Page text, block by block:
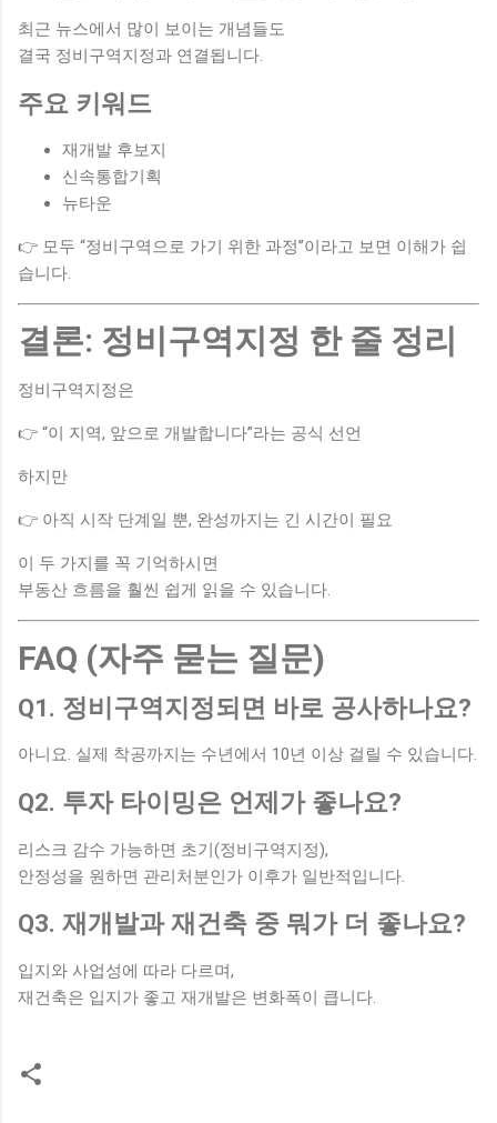
최근 뉴스에서 많이 보이는 개념들도
결국 정비구역지정과 연결됩니다.
주요 키워드
재개발 후보지
신속통합기획
뉴타운
👉 모두 “정비구역으로 가기 위한 과정”이라고 보면 이해가 쉽
습니다.
결론: 정비구역지정 한 줄 정리
정비구역지정은
👉 “이 지역, 앞으로 개발합니다”라는 공식 선언
하지만
👉 아직 시작 단계일 뿐, 완성까지는 긴 시간이 필요
이 두 가지를 꼭 기억하시면
부동산 흐름을 훨씬 쉽게 읽을 수 있습니다.
FAQ (자주 묻는 질문)
Q1. 정비구역지정되면 바로 공사하나요?
아니요. 실제 착공까지는 수년에서 10년 이상 걸릴 수 있습니다.
Q2. 투자 타이밍은 언제가 좋나요?
리스크 감수 가능하면 초기(정비구역지정),
안정성을 원하면 관리처분인가 이후가 일반적입니다.
Q3. 재개발과 재건축 중 뭐가 더 좋나요?
입지와 사업성에 따라 다르며,
재건축은 입지가 좋고 재개발은 변화폭이 큽니다.